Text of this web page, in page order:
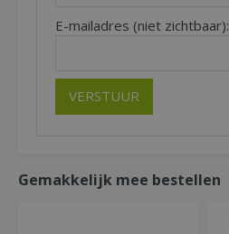
E-mailadres (niet zichtbaar):
Gemakkelijk mee bestellen